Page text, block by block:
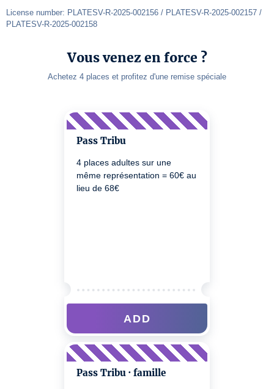
License number: PLATESV-R-2025-002156 / PLATESV-R-2025-002157 /
PLATESV-R-2025-002158
Vous venez en force ?
Achetez 4 places et profitez d'une remise spéciale
Pass Tribu
4 places adultes sur une
même représentation = 60€ au
lieu de 68€
ADD
Pass Tribu · famille